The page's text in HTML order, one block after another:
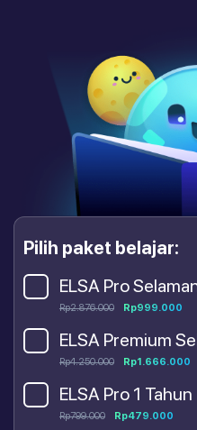
Pilih paket belajar:
ELSA Pro
Rp2.876.000 Rp999.000
ELSA Premium
Rp4.250.000 Rp1.666.000
ELSA Pro 1 Tahun
Rp799.000 Rp479.000